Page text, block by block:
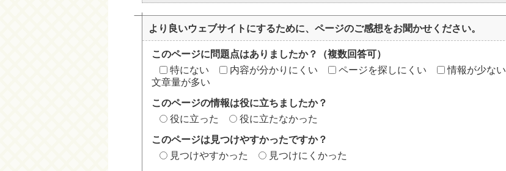
より良いウェブサイトにするために、ページのご感想をお聞かせください。
このページに問題点はありましたか？（複数回答可）
特にない
内容が分かりにくい ページを探しにくい
情報が少ない
文章量が多い
このページの情報は役に立ちましたか？
役に立った
役に立たなかった
このページは見つけやすかったですか？
見つけやすかった
見つけにくかった